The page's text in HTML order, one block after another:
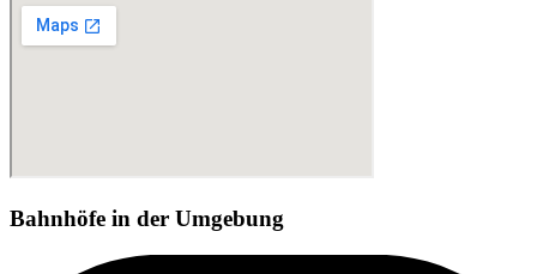
Bahnhöfe in der Umgebung